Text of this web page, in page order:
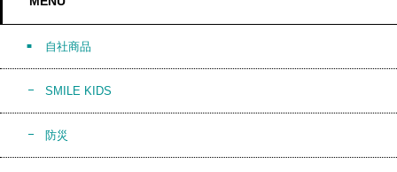
自社商品
SMILE KIDS
防災